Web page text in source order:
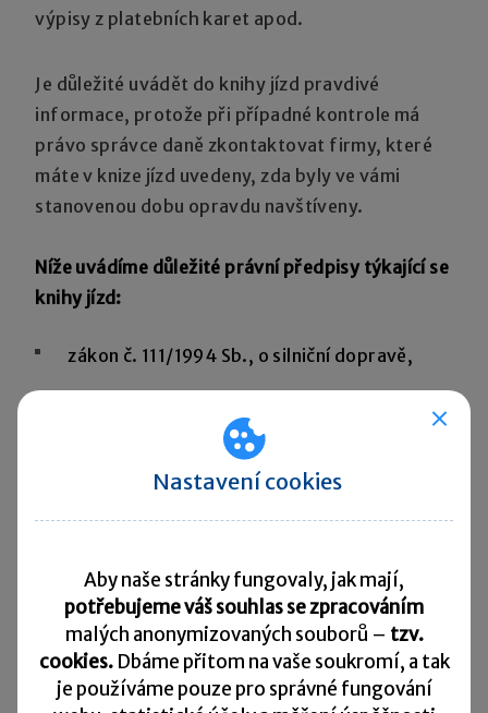
výpisy z platebních karet apod.
Je důležité uvádět do knihy jízd pravdivé
informace, protože při případné kontrole má
právo správce daně zkontaktovat firmy, které
máte v knize jízd uvedeny, zda byly ve vámi
stanovenou dobu opravdu navštíveny.
Níže uvádíme důležité právní předpisy týkající se
knihy jízd:
zákon č. 111/1994 Sb., o silniční dopravě,
zákon č. 235/2004 Sb., o dani z přidané
zákon č. 586/1992 Sb., o daních z příjmů.
Krátké shrnutí
Jak lze z článku vidět, není vždy zcela jednoduché
se v dané oblasti zorientovat. Pokud tedy
Nastavení cookies
Aby naše stránky fungovaly, jak mají,
potřebujeme váš souhlas se zpracováním
malých anonymizovaných souborů – tzv.
cookies. Dbáme přitom na vaše soukromí, a tak
je používáme pouze pro správné fungování